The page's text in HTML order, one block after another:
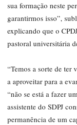
sua formação neste
garantirmos isso”,
explicando que o
pastoral universitária
“Temos a sorte de ter
a aproveitar para a
“não se está a fazer
assistente do SDPJ
permanência de um